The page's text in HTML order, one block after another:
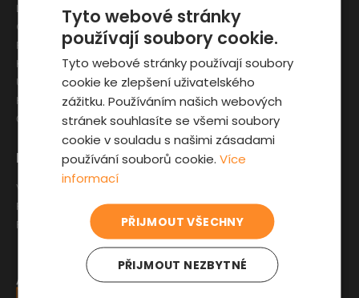
Pro zákazníky
Výběr auta
Fyzická kontrola auta
Prověrka historie
Zajímavosti
Kupní smlouva na auto
Jak registrovat auto
Sleva pro IZS
Liberec
Olomouc
Pardubice
Karlovy Vary
Ústí nad Labem
Hradec Králové
České Budějovice
Tyto webové stránky
používají soubory cookie.
Tyto webové stránky používají soubory
cookie ke zlepšení uživatelského
zážitku. Používáním našich webových
stránek souhlasíte se všemi soubory
cookie v souladu s našimi zásadami
používání souborů cookie.Více
informací
PŘIJMOUT VŠECHNY
PŘIJMOUT NEZBYTNÉ